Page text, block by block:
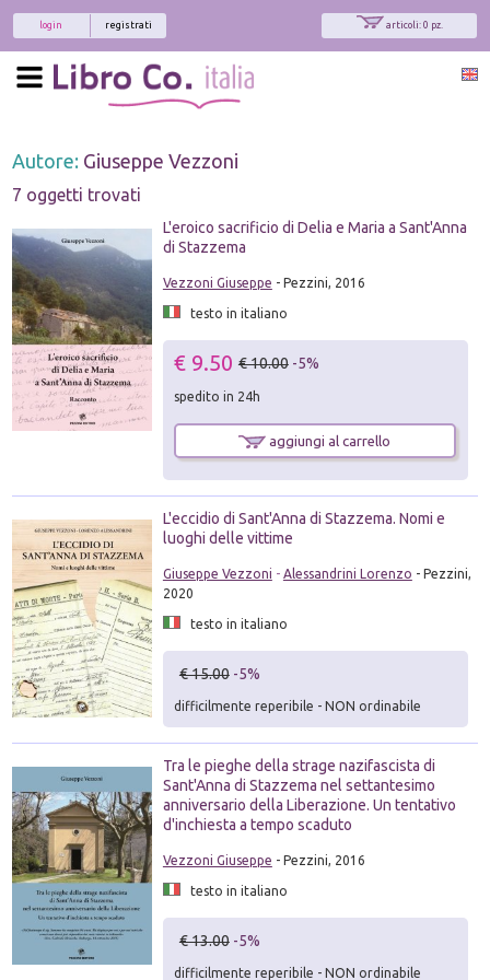
articoli: 0 pz.
registrati
login
Autore: Giuseppe Vezzoni
7 oggetti trovati
L'eroico sacrificio di Delia e Maria a Sant'Anna
di Stazzema
Vezzoni Giuseppe - Pezzini, 2016
testo in italiano
€ 9.50 € 10.00 -5%
spedito in 24h
aggiungi al carrello
L'eccidio di Sant'Anna di Stazzema. Nomi e
luoghi delle vittime
Giuseppe Vezzoni - Alessandrini Lorenzo - Pezzini,
2020
testo in italiano
€ 15.00 -5%
difficilmente reperibile - NON ordinabile
Tra le pieghe della strage nazifascista di
Sant'Anna di Stazzema nel settantesimo
anniversario della Liberazione. Un tentativo
d'inchiesta a tempo scaduto
Vezzoni Giuseppe - Pezzini, 2016
testo in italiano
€ 13.00 -5%
difficilmente reperibile - NON ordinabile